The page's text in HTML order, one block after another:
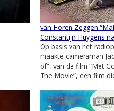
van Horen Zeggen
Constantijn Huygens
Op basis van het
maakte cameraman
of”, van de film “Met
The Movie”, een film